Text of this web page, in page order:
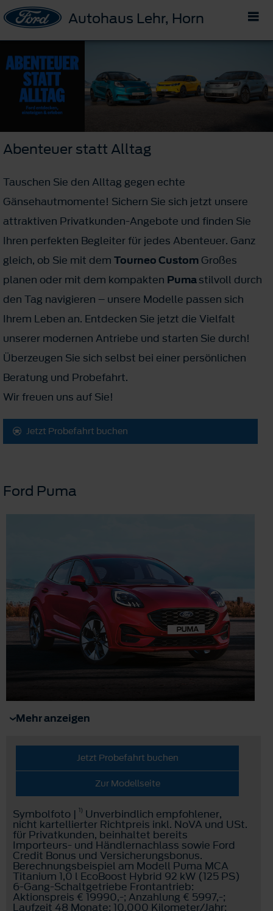
Autohaus Lehr, Horn
Abenteuer statt Alltag
Tauschen Sie den Alltag gegen echte
Gänsehautmomente! Sichern Sie sich jetzt unsere
attraktiven Privatkunden-Angebote und finden Sie
Ihren perfekten Begleiter für jedes Abenteuer. Ganz
gleich, ob Sie mit dem Tourneo Custom Großes
planen oder mit dem kompakten Pumastilvoll durch
den Tag navigieren – unsere Modelle passen sich
Ihrem Leben an. Entdecken Sie jetzt die Vielfalt
unserer modernen Antriebe und starten Sie durch!
Überzeugen Sie sich selbst bei einer persönlichen
Beratung und Probefahrt.
Wir freuen uns auf Sie!
Jetzt Probefahrt buchen
Ford Puma
Mehr anzeigen
Jetzt Probefahrt buchen
Zur Modellseite
Symbolfoto | 1) Unverbindlich empfohlener,
nicht kartellierter Richtpreis inkl. NoVA und USt.
für Privatkunden, beinhaltet bereits
Importeurs- und Händlernachlass sowie Ford
Credit Bonus und Versicherungsbonus.
Berechnungsbeispiel am Modell Puma MCA
Titanium 1,0 l EcoBoost Hybrid 92 kW (125 PS)
6-Gang-Schaltgetriebe Frontantrieb:
Aktionspreis € 19990,-; Anzahlung € 5997,-;
Laufzeit 48 Monate; 10.000 Kilometer/Jahr;